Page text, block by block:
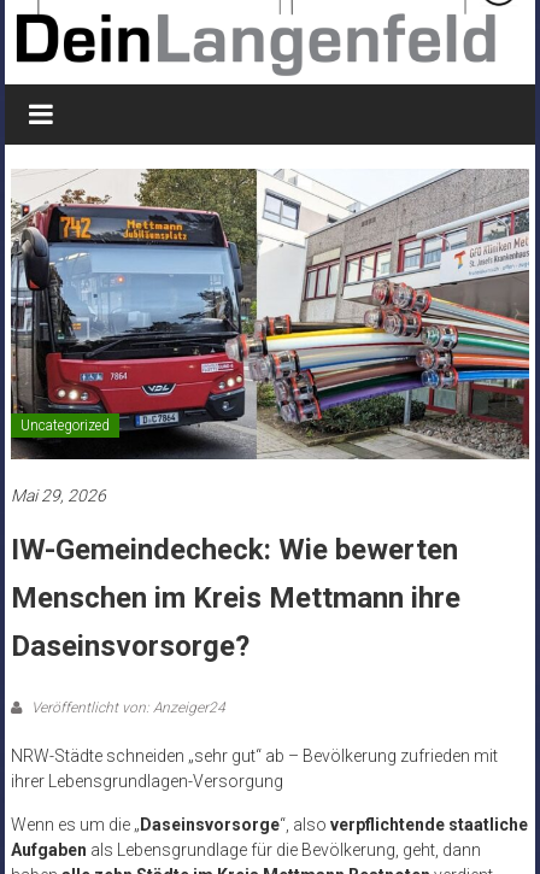
Uncategorized
Mai 29, 2026
IW-Gemeindecheck: Wie bewerten
Menschen im Kreis Mettmann ihre
Daseinsvorsorge?
Veröffentlicht von: Anzeiger24
NRW-Städte schneiden „sehr gut“ ab – Bevölkerung zufrieden mit
ihrer Lebensgrundlagen-Versorgung
Wenn es um die „ Daseinsvorsorge“, also verpflichtende staatliche
Aufgaben als Lebensgrundlage für die Bevölkerung, geht, dann